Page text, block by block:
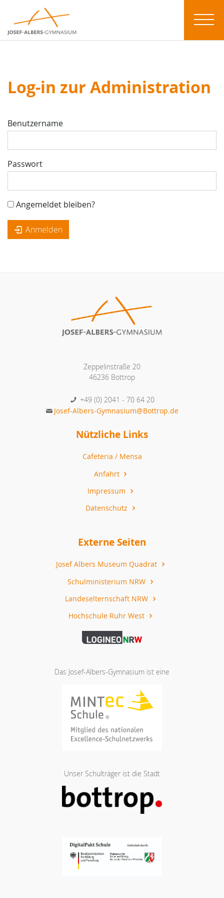
Log-in zur Administration
Benutzername
Passwort
Angemeldet bleiben?
Anmelden
Zeppelinstraße 20
46236 Bottrop
+49 (0) 2041 - 70 64 20
Josef-Albers-Gymnasium@Bottrop.de
Nützliche Links
Cafeteria / Mensa
Anfahrt
Impressum
Datenschutz
Externe Seiten
Josef Albers Museum Quadrat
Schulministerium NRW
Landeselternschaft NRW
Hochschule Ruhr West
Das Josef-Albers-Gymnasium ist eine
Unser Schulträger ist die Stadt